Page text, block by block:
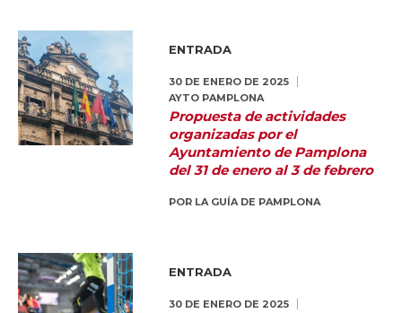
ENTRADA
30 DE ENERO DE 2025
AYTO PAMPLONA
Propuesta de actividades
organizadas por el
Ayuntamiento de Pamplona
del 31 de enero al 3 de febrero
POR LA GUÍA DE PAMPLONA
ENTRADA
30 DE ENERO DE 2025